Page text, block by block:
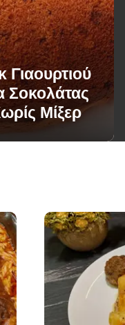
Γιαουρτιού
Σοκολάτας
Μίξερ